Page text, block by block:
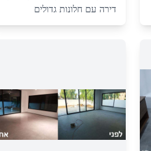
דירה עם חלונות גדולים